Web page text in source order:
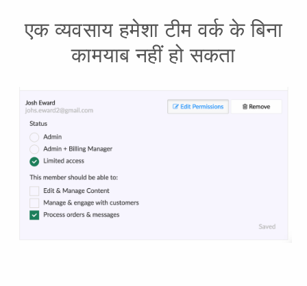
एक व्यवसाय हमेशा टीम वर्क के बिना
कामयाब नहीं हो सकता